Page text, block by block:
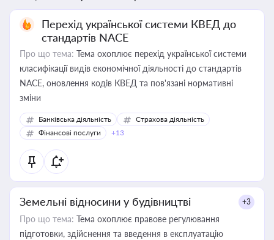
Перехід української системи КВЕД до
стандартів NACE
Про що тема: Тема охоплює перехід української системи
класифікації видів економічної діяльності до стандартів
NACE, оновлення кодів КВЕД та пов'язані нормативні
зміни
Банківська діяльність
Страхова діяльність
Фінансові послуги
+13
Земельні відносини у будівництві +3
Про що тема: Тема охоплює правове регулювання
підготовки, здійснення та введення в експлуатацію